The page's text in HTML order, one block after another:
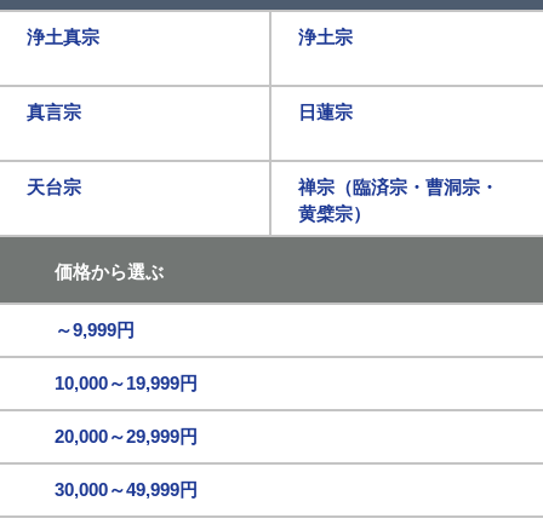
浄土真宗 浄土宗
真言宗 日蓮宗
天台宗
禅宗（臨済宗・曹洞宗・
黄檗宗）
価格から選ぶ
～9,999円
10,000～19,999円
20,000～29,999円
30,000～49,999円